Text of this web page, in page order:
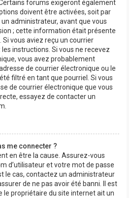
forums exigeront également
doivent être activées, soit par
administrateur, avant que vous
; cette information était présente
Si vous aviez reçu un courrier
instructions. Si vous ne recevez
vous avez probablement
de courrier électronique ou le
filtré en tant que pourriel. Si vous
de courrier électronique que vous
essayez de contacter un
me connecter ?
en être la cause. Assurez-vous
d’utilisateur et votre mot de passe
le cas, contactez un administrateur
de ne pas avoir été banni. Il est
le propriétaire du site internet ait un